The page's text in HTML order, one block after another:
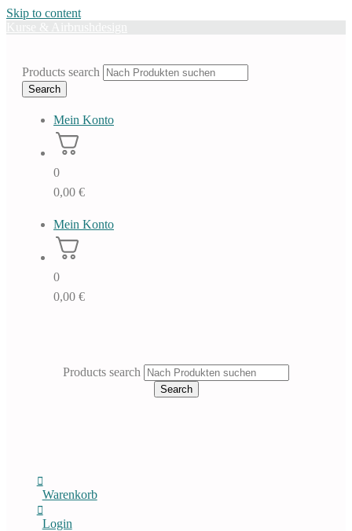
Skip to content
Products search
Search
Mein Konto
0
0,00 €
Mein Konto
0
0,00 €
Products search
Search
Warenkorb
Login